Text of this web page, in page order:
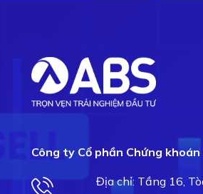
Công ty Cổ phần Chứng
Địa chỉ: Tầng 16,